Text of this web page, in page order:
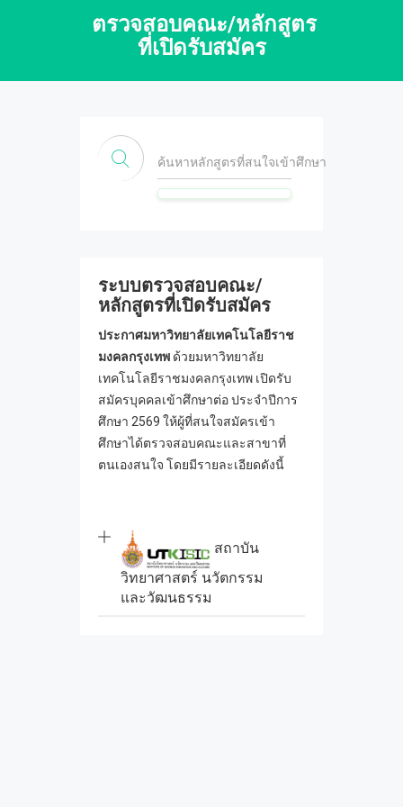
ตรวจสอบคณะ/หลักสูตร
ที่เปิดรับสมัคร
ค้นหาหลักสูตรที่สนใจเข้าศึกษา
ระบบตรวจสอบคณะ/
หลักสูตรที่เปิดรับสมัคร
ประกาศมหาวิทยาลัยเทคโนโลยีราช
มงคลกรุงเทพ ด้วยมหาวิทยาลัย
เทคโนโลยีราชมงคลกรุงเทพ เปิดรับ
สมัครบุคคลเข้าศึกษาต่อ ประจำปีการ
ศึกษา 2569 ให้ผู้ที่สนใจสมัครเข้า
ศึกษาได้ตรวจสอบคณะและสาขาที่
ตนเองสนใจ โดยมีรายละเอียดดังนี้
สถาบัน
วิทยาศาสตร์ นวัตกรรม
และวัฒนธรรม